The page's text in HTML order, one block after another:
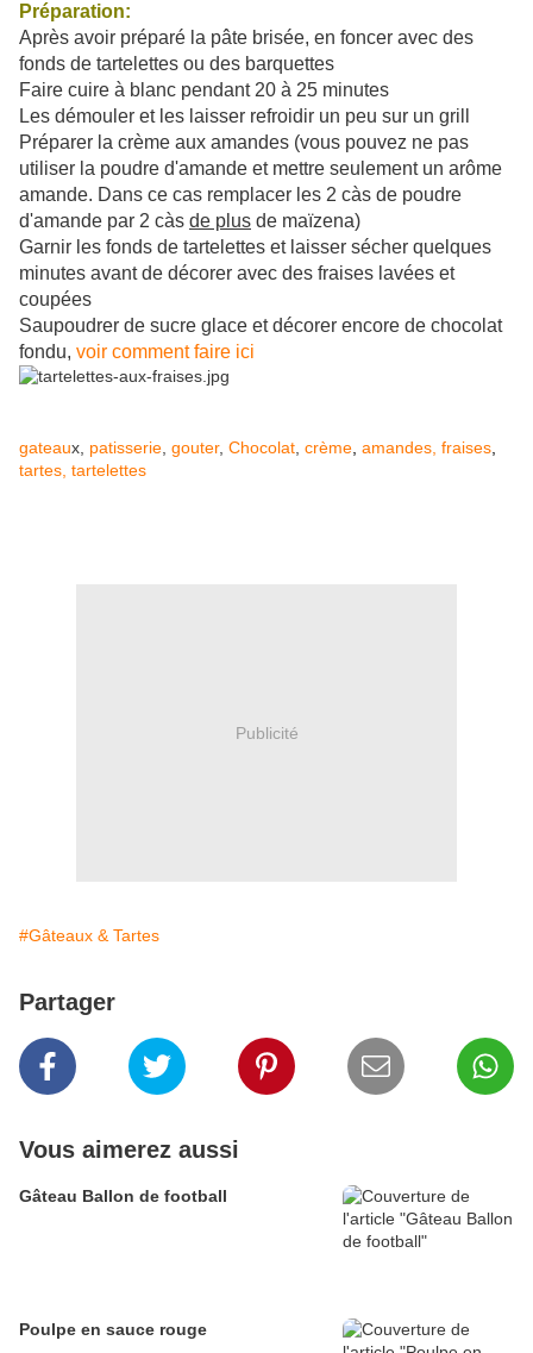
Préparation:
Après avoir préparé la pâte brisée, en foncer avec des
fonds de tartelettes ou des barquettes
Faire cuire à blanc pendant 20 à 25 minutes
Les démouler et les laisser refroidir un peu sur un grill
Préparer la crème aux amandes (vous pouvez ne pas
utiliser la poudre d'amande et mettre seulement un arôme
amande. Dans ce cas remplacer les 2 càs de poudre
d'amande par 2 càs de plus de maïzena)
Garnir les fonds de tartelettes et laisser sécher quelques
minutes avant de décorer avec des fraises lavées et
coupées
Saupoudrer de sucre glace et décorer encore de chocolat
fondu, voir comment faire ici
gateaux, patisserie gouter, Chocolat crème amandes, fraises
tartes, tartelettes
Publicité
#Gâteaux & Tartes
Partager
Vous aimerez aussi
Gâteau Ballon de football
Poulpe en sauce rouge